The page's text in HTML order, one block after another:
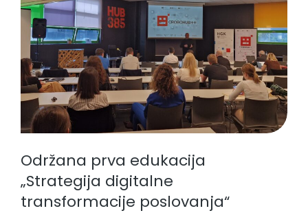
Održana prva edukacija
„Strategija digitalne
transformacije poslovanja“